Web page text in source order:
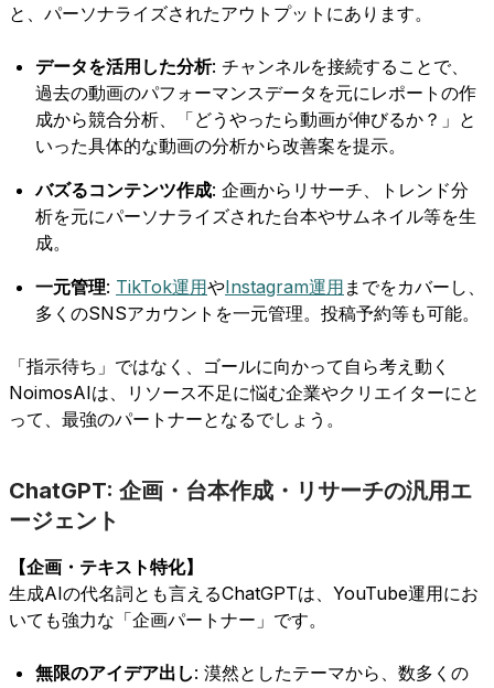
と、パーソナライズされたアウトプットにあります。
データを活用した分析: チャンネルを接続することで、
過去の動画のパフォーマンスデータを元にレポートの作
成から競合分析、「どうやったら動画が伸びるか？」と
いった具体的な動画の分析から改善案を提示。
バズるコンテンツ作成: 企画からリサーチ、トレンド分
析を元にパーソナライズされた台本やサムネイル等を生
成。
一元管理: TikTok運用やInstagram運用 までをカバーし、
多くのSNSアカウントを一元管理。投稿予約等も可能。
「指示待ち」ではなく、ゴールに向かって自ら考え動く
NoimosAIは、リソース不足に悩む企業やクリエイターにと
って、最強のパートナーとなるでしょう。
ChatGPT: 企画・台本作成・リサーチの汎用エ
ージェント
【企画・テキスト特化】
生成AIの代名詞とも言えるChatGPTは、YouTube運用にお
いても強力な「企画パートナー」です。
無限のアイデア出し: 漠然としたテーマから、数多くの